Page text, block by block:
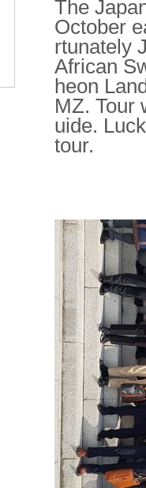
The
October
rtunately
African
heon
MZ. Tour
uide.
tour.